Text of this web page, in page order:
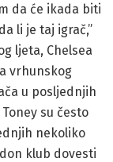
da će ikada biti
li je taj igrač,”
ljeta, Chelsea
vrhunskog
u posljednjih
su često
nekoliko
klub dovesti